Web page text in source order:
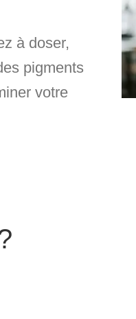
à doser,
pigments
votre